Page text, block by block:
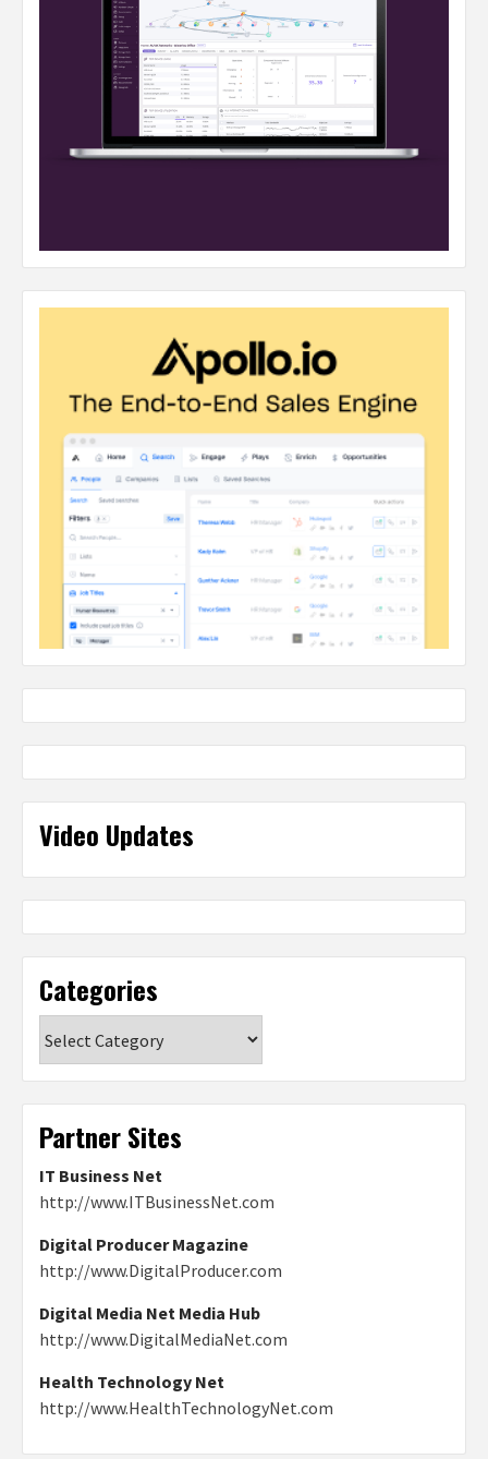
Video Updates
Categories
Partner Sites
IT Business Net
http://www.ITBusinessNet.com
Digital Producer Magazine
http://www.DigitalProducer.com
Digital Media Net Media Hub
http://www.DigitalMediaNet.com
Health Technology Net
http://www.HealthTechnologyNet.com